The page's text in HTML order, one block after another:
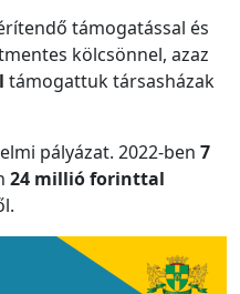
támogatással és
kölcsönnel, azaz
támogattuk társasházak
pályázat. 2022-ben 7
24 millió forinttal